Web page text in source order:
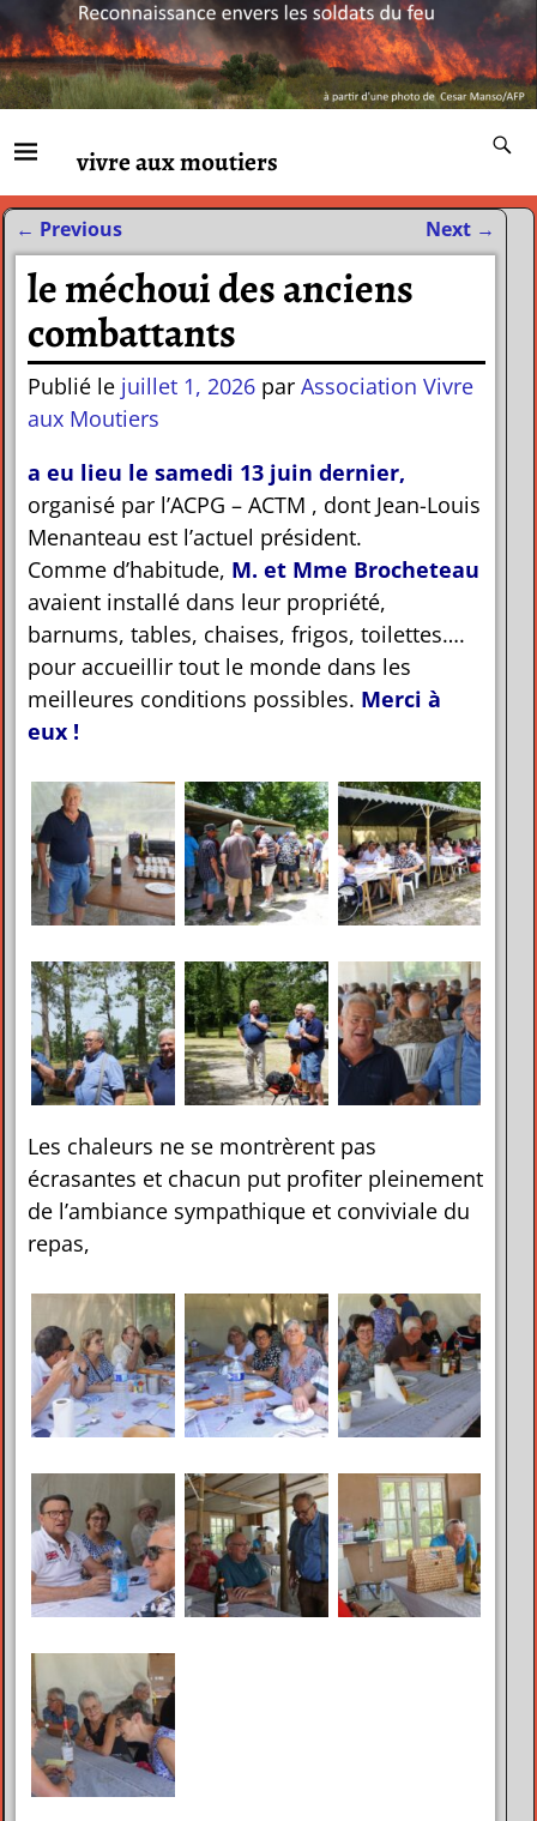
vivre aux moutiers
Navigation des articles
← Previous Next →
le méchoui des anciens
combattants
Publié le juillet 1, 2026 par Association Vivre
aux Moutiers
a eu lieu le samedi 13 juin dernier,
organisé par l’ACPG – ACTM , dont Jean-Louis
Menanteau est l’actuel président.
Comme d’habitude, M. et Mme Brocheteau
avaient installé dans leur propriété,
barnums, tables, chaises, frigos, toilettes….
pour accueillir tout le monde dans les
meilleures conditions possibles. Merci à
eux !
Les chaleurs ne se montrèrent pas
écrasantes et chacun put profiter pleinement
de l’ambiance sympathique et conviviale du
repas,